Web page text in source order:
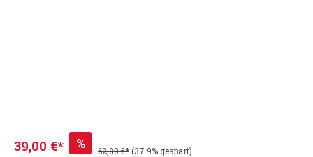
39,00 €* % 62,80 €*(37.9% gespart)